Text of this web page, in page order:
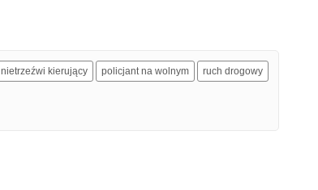
nietrzeźwi kierujący policjant na wolnym ruch drogowy